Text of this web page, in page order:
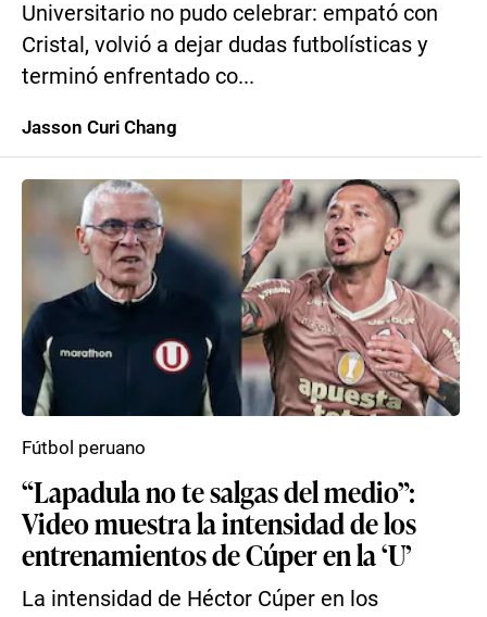
Universitario no pudo celebrar: empató con
Cristal, volvió a dejar dudas futbolísticas y
terminó enfrentado co...
Jasson Curi Chang
“Lapadula no te salgas del medio”:
Video muestra la intensidad de los
entrenamientos de Cúper en la ‘U’
La intensidad de Héctor Cúper en los
Fútbol peruano